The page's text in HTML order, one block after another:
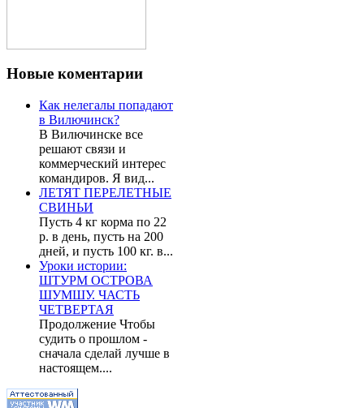
Новые коментарии
Как нелегалы попадают
в Вилючинск?
В Вилючинске все
решают связи и
коммерческий интерес
командиров. Я вид...
ЛЕТЯТ ПЕРЕЛЕТНЫЕ
СВИНЬИ
Пусть 4 кг корма по 22
р. в день, пусть на 200
дней, и пусть 100 кг. в...
Уроки истории:
ШТУРМ ОСТРОВА
ШУМШУ. ЧАСТЬ
ЧЕТВЕРТАЯ
Продолжение Чтобы
судить о прошлом -
сначала сделай лучше в
настоящем....